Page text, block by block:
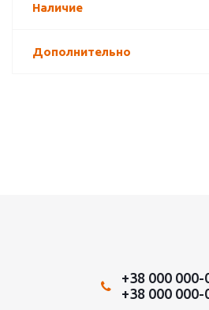
Наличие
Дополнительно
+38 000 000-
+38 000 000-